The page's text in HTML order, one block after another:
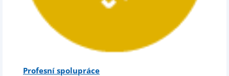
Profesní spolupráce